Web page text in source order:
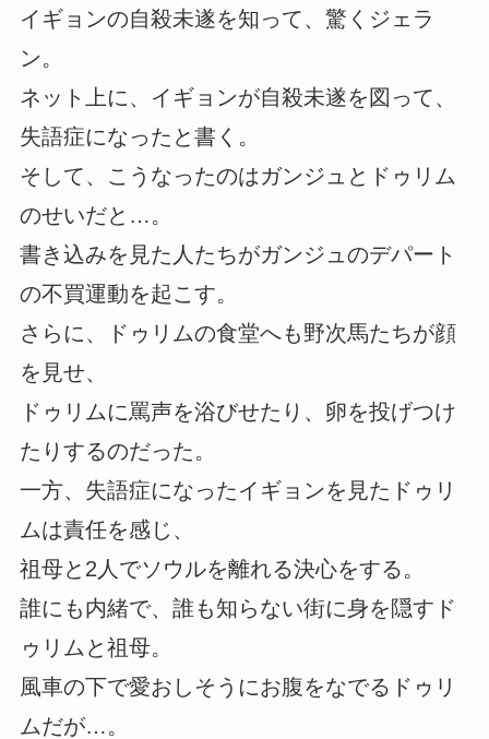
イギョンの自殺未遂を知って、驚くジェラ
ン。
ネット上に、イギョンが自殺未遂を図って、
失語症になったと書く。
そして、こうなったのはガンジュとドゥリム
のせいだと…。
書き込みを見た人たちがガンジュのデパート
の不買運動を起こす。
さらに、ドゥリムの食堂へも野次馬たちが顔
を見せ、
ドゥリムに罵声を浴びせたり、卵を投げつけ
たりするのだった。
一方、失語症になったイギョンを見たドゥリ
ムは責任を感じ、
祖母と2人でソウルを離れる決心をする。
誰にも内緒で、誰も知らない街に身を隠すド
ゥリムと祖母。
風車の下で愛おしそうにお腹をなでるドゥリ
ムだが…。